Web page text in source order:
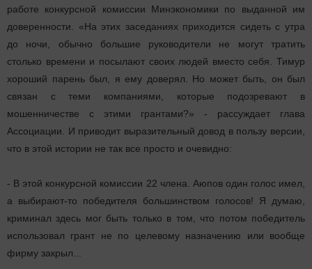
работе конкурсной комиссии Минэкономики по выданной им
доверенности. «На этих заседаниях приходится сидеть с утра
до ночи, обычно большие руководители не могут тратить
столько времени и посылают своих людей вместо себя. Тимур
хороший парень был, я ему доверял. Но может быть, он был
связан с теми компаниями, которые подозревают в
мошенничестве с этими грантами?» - рассуждает глава
Ассоциации. И приводит выразительный довод в пользу версии,
что в этой истории не так все просто и очевидно:
- В этой конкурсной комиссии 22 члена. Аюпов один голос имел,
а выбирают-то победителя большинством голосов! Я думаю,
криминал здесь мог быть только в том, что потом победитель
использовал грант не по целевому назначению или вообще
фирму закрыл...